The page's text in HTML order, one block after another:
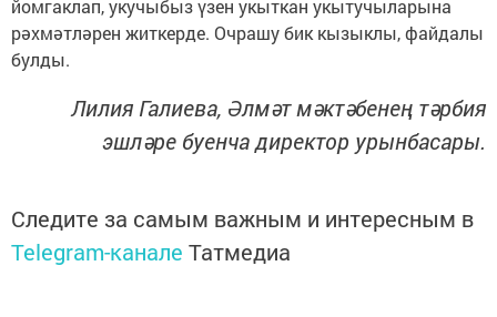
йомгаклап, укучыбыз үзен укыткан укытучыларына
рәхмәтләрен житкерде. Очрашу бик кызыклы, файдалы
булды.
Лилия Галиева, Әлмәт мәктәбенең тәрбия
эшләре буенча директор урынбасары.
Следите за самым важным и интересным в
Telegram-канале Татмедиа